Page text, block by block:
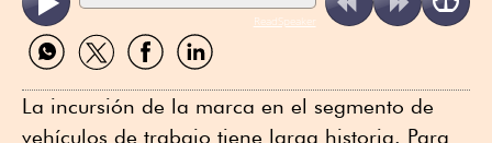
ReadSpeaker
Compartir
por
Compartir
por
Compartir
por
Compartir
por
La incursión de la marca en el segmento de
vehículos de trabajo tiene larga historia. Para